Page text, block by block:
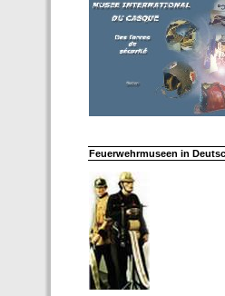
Feuerwehrmuseen in